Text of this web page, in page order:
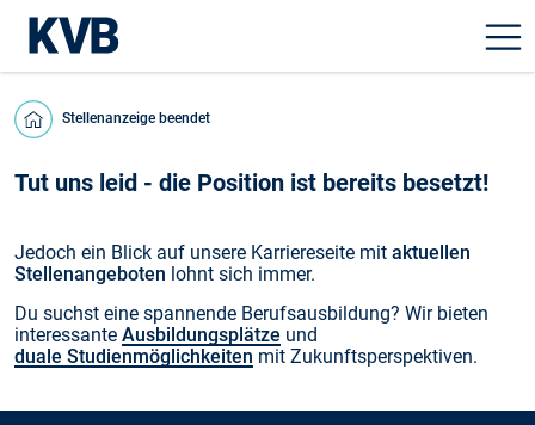
Stellenanzeige beendet
Tut uns leid - die Position ist bereits besetzt!
Jedoch ein Blick auf unsere Karriereseite mit aktuellen
Stellenangeboten lohnt sich immer.
Du suchst eine spannende Berufsausbildung? Wir bieten
interessante Ausbildungsplätze und
duale Studienmöglichkeiten mit Zukunftsperspektiven.